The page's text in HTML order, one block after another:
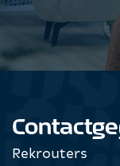
Rekrouters